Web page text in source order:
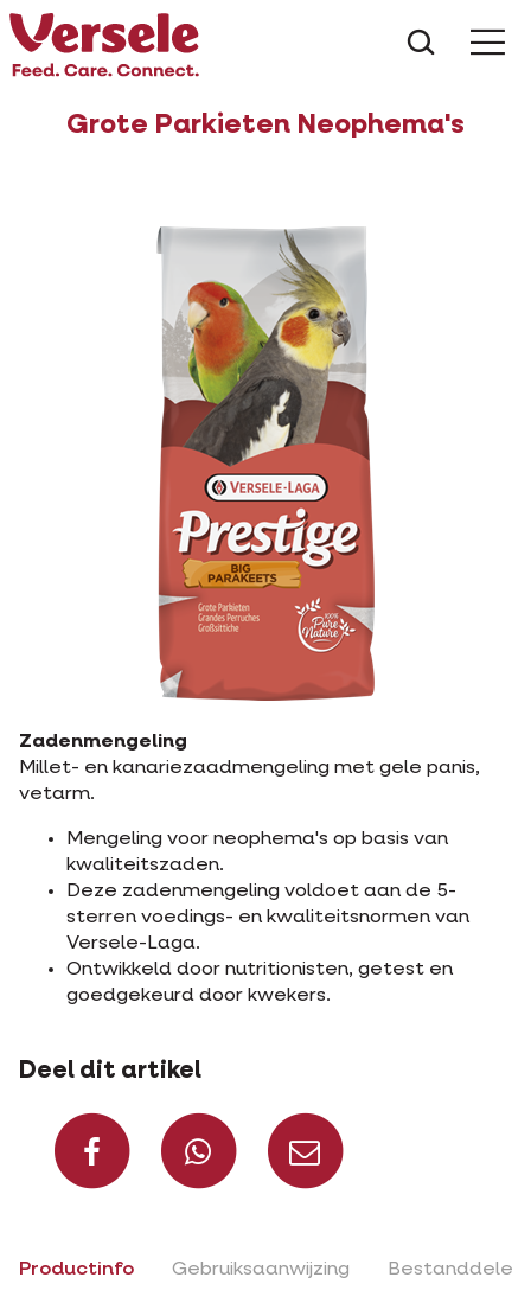
Grote Parkieten Neophema's
Zadenmengeling
Millet- en kanariezaadmengeling met gele panis,
vetarm.
Mengeling voor neophema's op basis van
kwaliteitszaden.
Deze zadenmengeling voldoet aan de 5-
sterren voedings- en kwaliteitsnormen van
Versele-Laga.
Ontwikkeld door nutritionisten, getest en
goedgekeurd door kwekers.
Deel dit artikel
Deel op Facebook
Deel via
Productinfo Gebruiksaanwijzing Bestanddelen